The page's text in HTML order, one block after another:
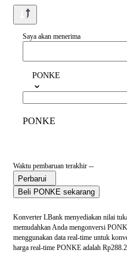
Saya akan menerima
PONKE
PONKE
Waktu pembaruan terakhir --
Perbarui
Beli PONKE sekarang
Konverter LBank menyediakan nilai
memudahkan Anda mengonversi
menggunakan data real-time untuk
harga real-time PONKE adalah